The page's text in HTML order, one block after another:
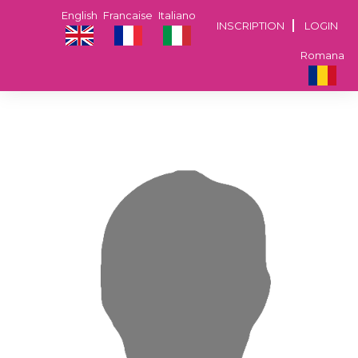
INSCRIPTION LOGIN
Italiano
Francaise
English
Romana